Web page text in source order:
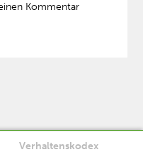
Kommentar
Verhaltenskodex